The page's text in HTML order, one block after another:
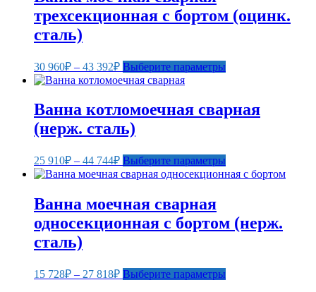
–
35
Опции
можно
странице
трехсекционная с бортом (оцинк.
сталь)
30 960₽ – 43 392₽Диапазон
цен:
30
–
43
Выберите параметрыЭтот
товар
вариаций.
выбрать
на
странице
Ванна котломоечная сварная
(нерж. сталь)
25 910₽ – 44 744₽Диапазон
цен:
25
–
44
Выберите параметрыЭтот
товар
имеет
Опции
можно
странице
Ванна моечная сварная
односекционная с бортом (нерж.
сталь)
15 728₽ – 27 818₽Диапазон
цен:
Выберите параметрыЭтот
товар